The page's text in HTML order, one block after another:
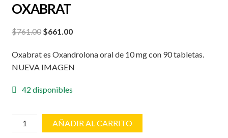
OXABRAT
$761.00 Original
was:
$761.00.
$661.00Current
is:
$661.00.
Oxabrat es Oxandrolona oral de 10 mg con 90 tabletas.
NUEVA IMAGEN
42 disponibles
OXABRAT
cantidad
AÑADIR AL CARRITO